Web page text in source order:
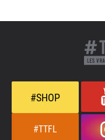
#SHOP
#TTFL